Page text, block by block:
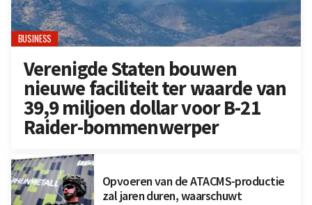
BUSINESS
Verenigde Staten bouwen
nieuwe faciliteit ter waarde van
39,9 miljoen dollar voor B-21
Raider-bommenwerper
Opvoeren van de ATACMS-productie
zal jaren duren, waarschuwt